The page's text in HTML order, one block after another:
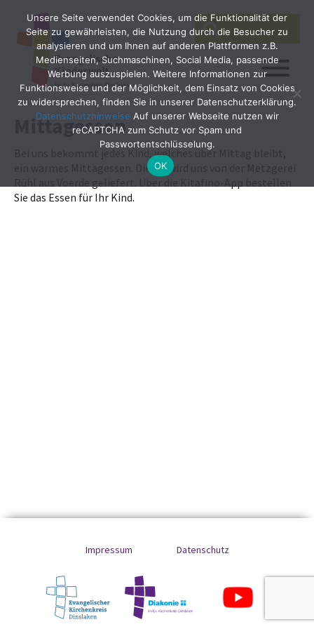
Search
for:
SEARCH
Mittagessen
Bei uns bekommt jedes Kind, welches über Mittag bleibt,
ein warmes Mittagessen. Dieses wird uns von der Metzgerei
Sie das Essen für Ihr Kind.
Impressum Datenschutz
Unsere Seite verwendet Cookies, um die Funktionalität der
Seite zu gewährleisten, die Nutzung durch die Besucher zu
analysieren und um Ihnen auf anderen Plattformen z.B.
Medienseiten, Suchmaschinen, Social Media, passende
Werbung auszuspielen. Weitere Informationen zur
Funktionsweise und der Möglichkeit, dem Einsatz von Cookies
zu widersprechen, finden Sie in unserer Datenschutzerklärung.
Datenschutzhinweise Auf unserer Webseite nutzen wir
reCAPTCHA zum Schutz vor Spam und
Passwortentschlüsselung.
OK